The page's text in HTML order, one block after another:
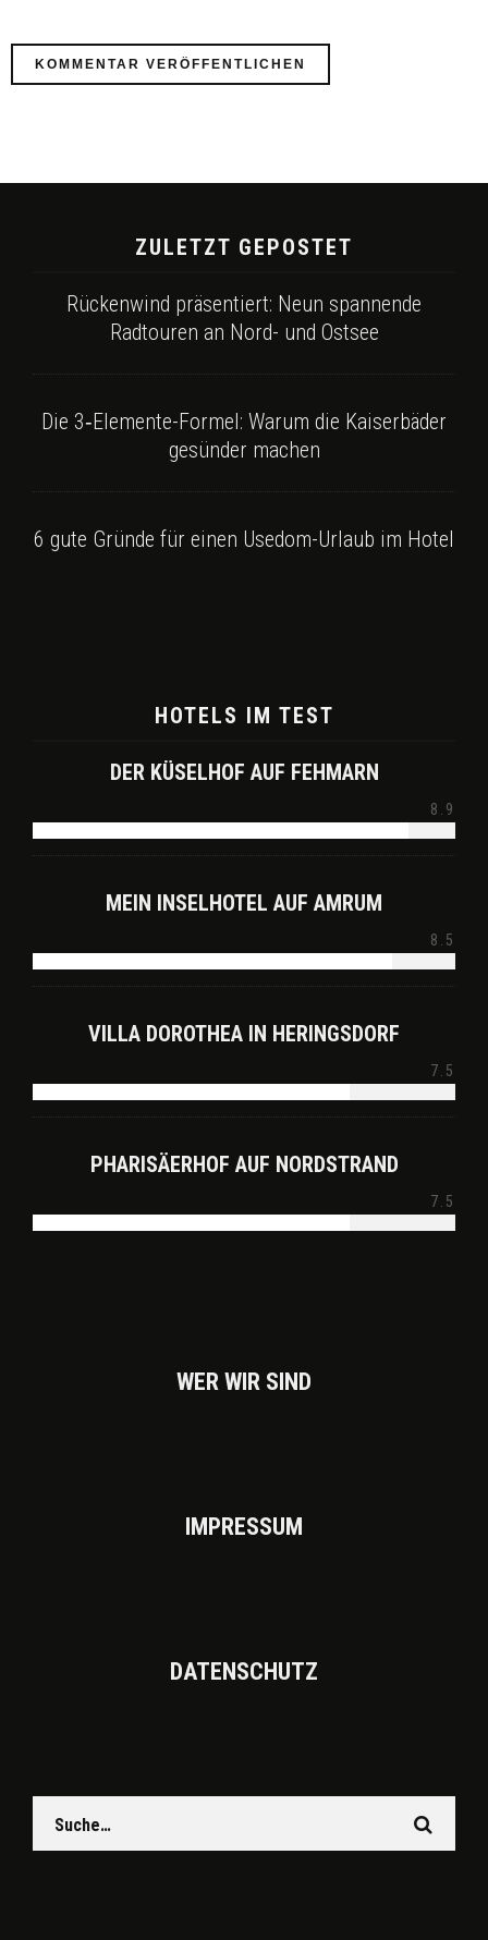
ZULETZT GEPOSTET
Rückenwind präsentiert: Neun spannende
Radtouren an Nord- und Ostsee
Die 3‑Elemente-Formel: Warum die Kaiserbäder
gesünder machen
6 gute Gründe für einen Usedom-Urlaub im Hotel
HOTELS IM TEST
DER KÜSELHOF AUF FEHMARN
8.9
MEIN INSELHOTEL AUF AMRUM
8.5
VILLA DOROTHEA IN HERINGSDORF
7.5
PHARISÄERHOF AUF NORDSTRAND
7.5
WER WIR SIND
IMPRES­SUM
DATEN­SCHUTZ